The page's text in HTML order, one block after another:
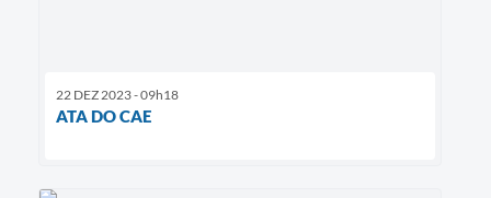
22 DEZ 2023 - 09h18
ATA DO CAE